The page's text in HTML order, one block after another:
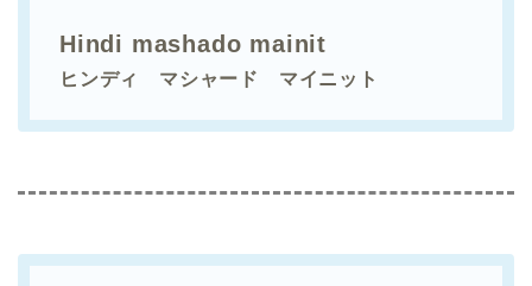
Hindi mashado mainit
ヒンディ マシャード マイニット